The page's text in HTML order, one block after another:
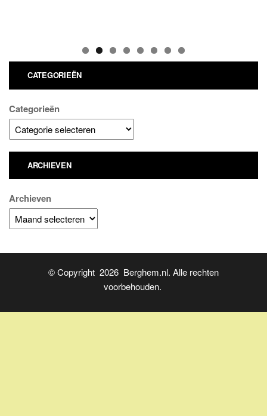
CATEGORIEËN
Categorieën
ARCHIEVEN
Archieven
© Copyright 2026 Berghem.nl. Alle rechten
voorbehouden.